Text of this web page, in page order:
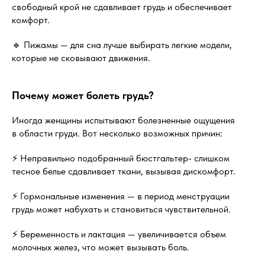
свободный крой не сдавливает грудь и обеспечивает
комфорт.
🔹 Пижамы — для сна лучше выбирать легкие модели,
которые не сковывают движения.
Почему может болеть грудь?
Иногда женщины испытывают болезненные ощущения
в области груди. Вот несколько возможных причин:
⚡ Неправильно подобранный бюстгальтер- слишком
тесное белье сдавливает ткани, вызывая дискомфорт.
⚡ Гормональные изменения — в период менструации
грудь может набухать и становиться чувствительной.
⚡ Беременность и лактация — увеличивается объем
молочных желез, что может вызывать боль.